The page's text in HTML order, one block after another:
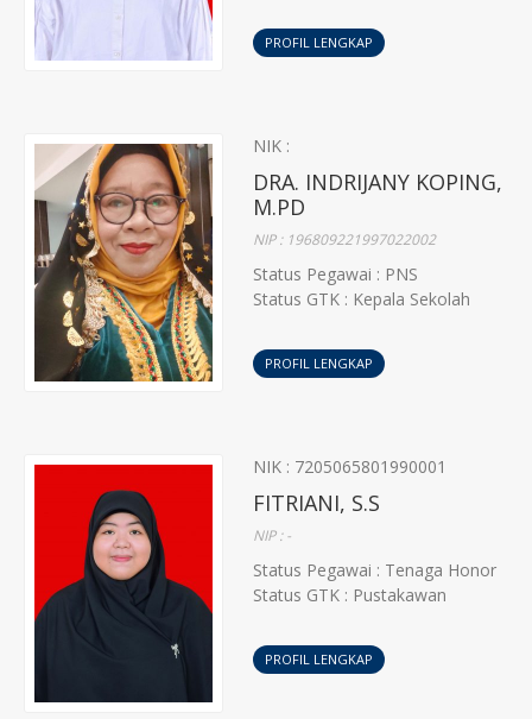
PROFIL LENGKAP
NIK :
DRA. INDRIJANY KOPING,
M.PD
NIP : 196809221997022002
Status Pegawai : PNS
Status GTK : Kepala Sekolah
PROFIL LENGKAP
NIK : 7205065801990001
FITRIANI, S.S
NIP : -
Status Pegawai : Tenaga Honor
Status GTK : Pustakawan
PROFIL LENGKAP